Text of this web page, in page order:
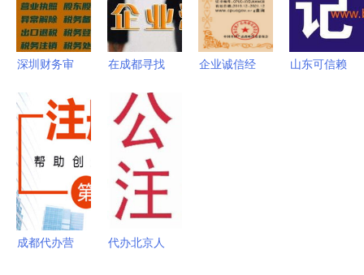
件开发一站
式解决方案
深圳财务审
为企业合规
护航的专业
选择
在成都寻找
司注册代办
服务 专业
选择与注意
事项
企业诚信经
山东可信赖
成都代办营
代办北京人